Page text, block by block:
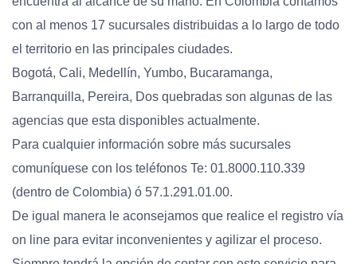
con al menos 17 sucursales distribuidas a lo largo de todo
el territorio en las principales ciudades.
Bogotá, Cali, Medellín, Yumbo, Bucaramanga,
Barranquilla, Pereira, Dos quebradas son algunas de las
agencias que esta disponibles actualmente.
Para cualquier información sobre más sucursales
comuníquese con los teléfonos Te: 01.8000.110.339
(dentro de Colombia) ó 57.1.291.01.00.
De igual manera le aconsejamos que realice el registro vía
on line para evitar inconvenientes y agilizar el proceso.